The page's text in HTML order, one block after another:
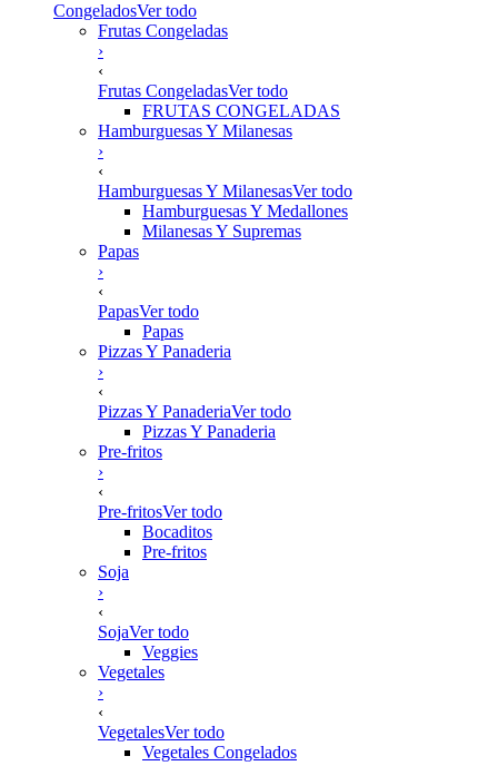
CongeladosVer todo
Frutas Congeladas
›
‹
Frutas CongeladasVer todo
FRUTAS CONGELADAS
Hamburguesas Y Milanesas
›
‹
Hamburguesas Y MilanesasVer todo
Hamburguesas Y Medallones
Milanesas Y Supremas
Papas
›
‹
PapasVer todo
Papas
Pizzas Y Panaderia
›
‹
Pizzas Y PanaderiaVer todo
Pizzas Y Panaderia
Pre-fritos
›
‹
Pre-fritosVer todo
Bocaditos
Pre-fritos
Soja
›
‹
SojaVer todo
Veggies
Vegetales
›
‹
VegetalesVer todo
Vegetales Congelados